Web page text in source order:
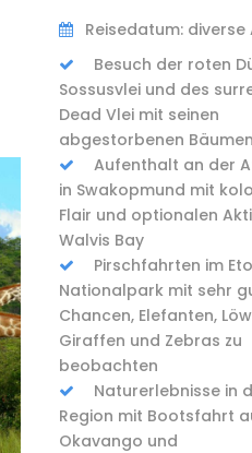
Reisedatum:
Besuch der roten
Sossusvlei und des
Dead Vlei mit seinen
abgestorbenen Bäumen
Aufenthalt an der
in Swakopmund mit
Flair und optionalen
Walvis Bay
Pirschfahrten im
Nationalpark mit sehr
Chancen, Elefanten,
Giraffen und Zebras zu
beobachten
Naturerlebnisse in
Region mit Bootsfahrt
Okavango und